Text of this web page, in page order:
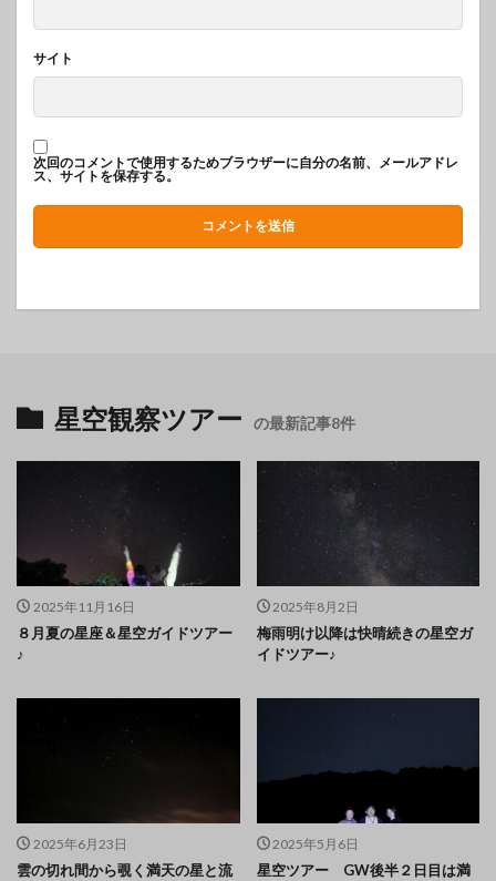
サイト
次回のコメントで使用するためブラウザーに自分の名前、メールアドレ
ス、サイトを保存する。
星空観察ツアー の最新記事8件
2025年11月16日
８月夏の星座＆星空ガイドツアー
♪
2025年8月2日
梅雨明け以降は快晴続きの星空ガ
イドツアー♪
2025年6月23日
雲の切れ間から覗く満天の星と流
2025年5月6日
星空ツアー GW後半２日目は満